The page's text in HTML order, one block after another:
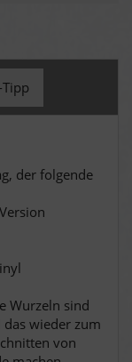
der folgende
Wurzeln sind
das wieder zum
von